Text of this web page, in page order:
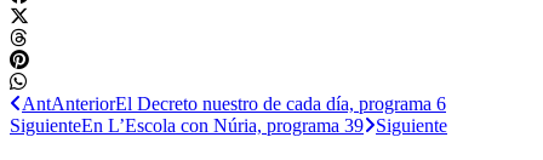
AntAnteriorEl Decreto nuestro de cada día, programa 6
SiguienteEn L’Escola con Núria, programa 39 Siguiente